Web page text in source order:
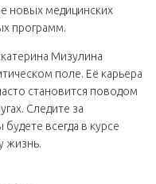
новых медицинских
программ.
Мизулина
поле. Её карьера
становится поводом
Следите за
всегда в курсе
жизнь.